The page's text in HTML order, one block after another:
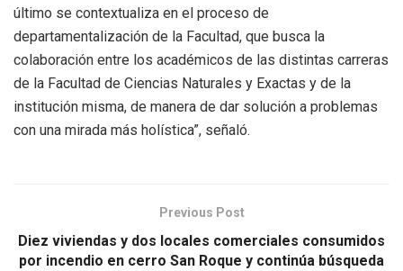
último se contextualiza en el proceso de
departamentalización de la Facultad, que busca la
colaboración entre los académicos de las distintas carreras
de la Facultad de Ciencias Naturales y Exactas y de la
institución misma, de manera de dar solución a problemas
con una mirada más holística”, señaló.
Previous Post
Diez viviendas y dos locales comerciales consumidos
por incendio en cerro San Roque y continúa búsqueda